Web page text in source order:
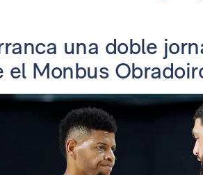
una doble
Monbus